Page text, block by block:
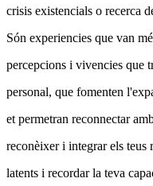
crisis existencials o recerca
Són experiencies que van
percepcions i vivencies que
personal, que fomenten
et permetran reconnectar
reconèixer i integrar els teus
latents i recordar la teva